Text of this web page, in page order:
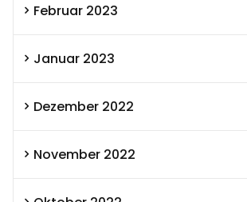
Februar 2023
Januar 2023
Dezember 2022
November 2022